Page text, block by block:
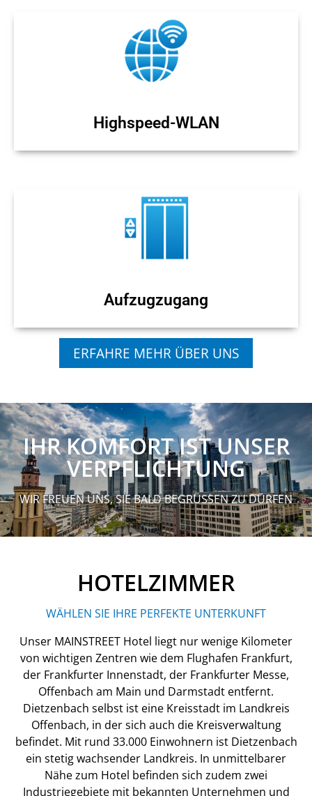
Highspeed-WLAN
Aufzugzugang
ERFAHRE MEHR ÜBER UNS
IHR KOMFORT IST UNSER
VERPFLICHTUNG
WIR FREUEN UNS, SIE BALD BEGRÜSSEN ZU DÜRFEN
HOTELZIMMER
WÄHLEN SIE IHRE PERFEKTE UNTERKUNFT
Unser MAINSTREET Hotel liegt nur wenige Kilometer
von wichtigen Zentren wie dem Flughafen Frankfurt,
der Frankfurter Innenstadt, der Frankfurter Messe,
Offenbach am Main und Darmstadt entfernt.
Dietzenbach selbst ist eine Kreisstadt im Landkreis
Offenbach, in der sich auch die Kreisverwaltung
befindet. Mit rund 33.000 Einwohnern ist Dietzenbach
ein stetig wachsender Landkreis. In unmittelbarer
Nähe zum Hotel befinden sich zudem zwei
Industriegebiete mit bekannten Unternehmen und